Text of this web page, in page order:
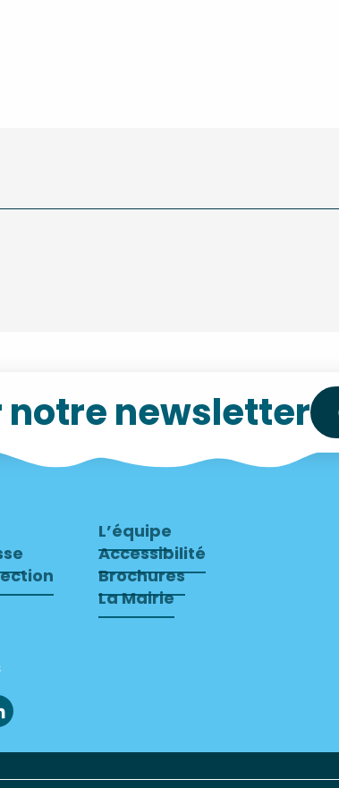
notre newsletter
L’équipe
Accessibilité
Brochures
La Mairie